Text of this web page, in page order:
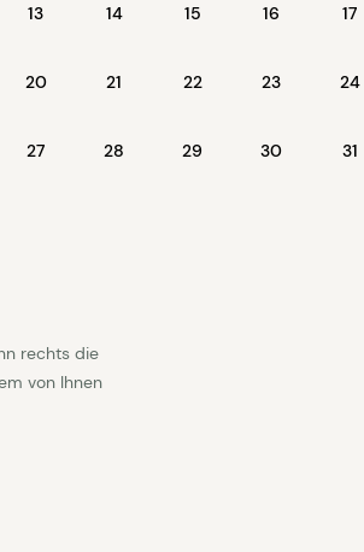
13 14 15 16 17
20 21 22 23 24
27 28 29 30 31
rechts die
von Ihnen